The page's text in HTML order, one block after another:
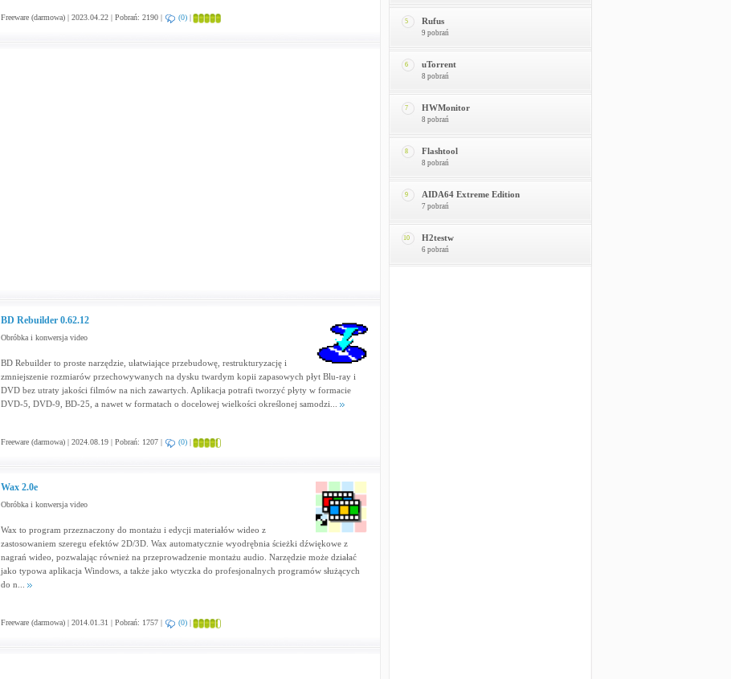
Freeware (darmowa) | 2023.04.22 | Pobrań: 2190 | (0)|
BD Rebuilder 0.62.12
Obróbka i konwersja video
BD Rebuilder to proste narzędzie, ułatwiające przebudowę, restrukturyzację i
zmniejszenie rozmiarów przechowywanych na dysku twardym kopii zapasowych płyt Blu-ray i
DVD bez utraty jakości filmów na nich zawartych. Aplikacja potrafi tworzyć płyty w formacie
DVD-5, DVD-9, BD-25, a nawet w formatach o docelowej wielkości określonej samodzi...
Freeware (darmowa) | 2024.08.19 | Pobrań: 1207 | (0)|
Wax 2.0e
Obróbka i konwersja video
Wax to program przeznaczony do montażu i edycji materiałów wideo z
zastosowaniem szeregu efektów 2D/3D. Wax automatycznie wyodrębnia ścieżki dźwiękowe z
nagrań wideo, pozwalając również na przeprowadzenie montażu audio. Narzędzie może działać
jako typowa aplikacja Windows, a także jako wtyczka do profesjonalnych programów służących
do n...
Freeware (darmowa) | 2014.01.31 | Pobrań: 1757 | (0)|
5 Rufus
9 pobrań
6 uTorrent
8 pobrań
7 HWMonitor
8 pobrań
8 Flashtool
8 pobrań
9 AIDA64 Extreme Edition
7 pobrań
10 H2testw
6 pobrań